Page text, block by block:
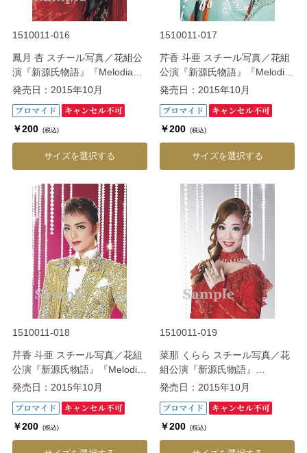
1510011-016
鳳月 杏 スチール写真／花組公
演『新源氏物語』『Melodia－
熱く美しき旋律－』
発売日：2015年10月
￥200 (税込)
サイズを選択する
1510011-017
芹香 斗亜 スチール写真／花組
公演『新源氏物語』『Melodia
－熱く美しき旋律－』
発売日：2015年10月
￥200 (税込)
サイズを選択する
1510011-018
芹香 斗亜 スチール写真／花組
公演『新源氏物語』『Melodia
－熱く美しき旋律－』
発売日：2015年10月
￥200 (税込)
1510011-019
菜那 くらら スチール写真／花
組公演『新源氏物語』
『Melodia－熱く美しき旋律
発売日：2015年10月
￥200 (税込)